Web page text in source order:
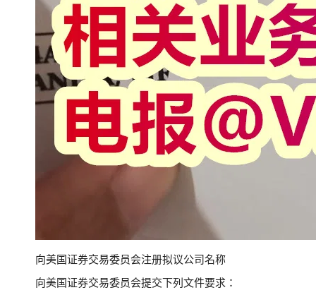
向美国证券交易委员会注册拟议公司名称
向美国证券交易委员会提交下列文件要求：